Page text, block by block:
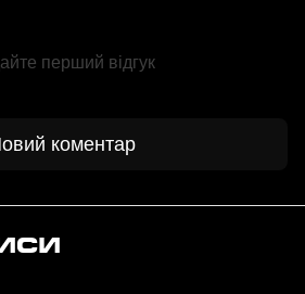
перший відгук
коментар